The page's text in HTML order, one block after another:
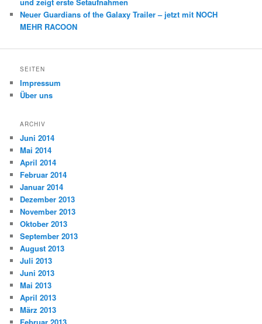
Neuer Guardians of the Galaxy Trailer – jetzt mit NOCH
MEHR RACOON
SEITEN
Impressum
Über uns
ARCHIV
Juni 2014
Mai 2014
April 2014
Februar 2014
Januar 2014
Dezember 2013
November 2013
Oktober 2013
September 2013
August 2013
Juli 2013
Juni 2013
Mai 2013
April 2013
März 2013